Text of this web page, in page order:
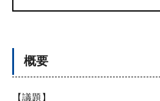
概要
【議題】